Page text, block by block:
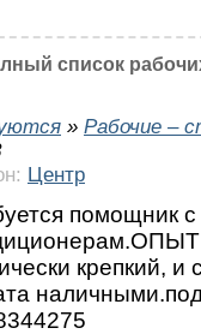
список
» Рабочие –
Центр
помощник
крепкий, и